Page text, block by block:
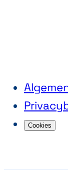
Cookies